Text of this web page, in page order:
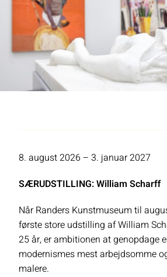
8. august 2026 – 3. januar 2027
SÆRUDSTILLING: William Scharff
Når Randers Kunstmuseum til
første store udstilling af William
25 år, er ambitionen at genopdage
modernismes mest arbejdsomme
malere.